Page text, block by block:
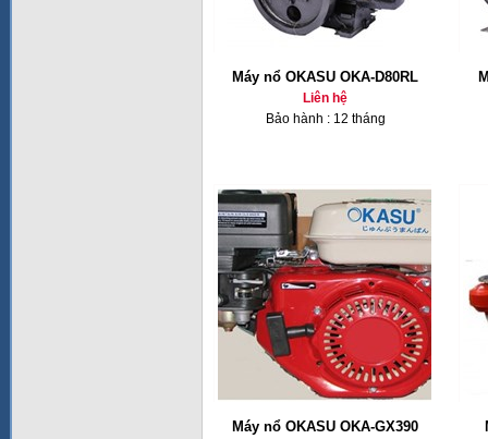
Máy nổ OKASU OKA-D80RL
Liên hệ
Bảo hành : 12 tháng
Máy nổ OKASU OKA-GX390